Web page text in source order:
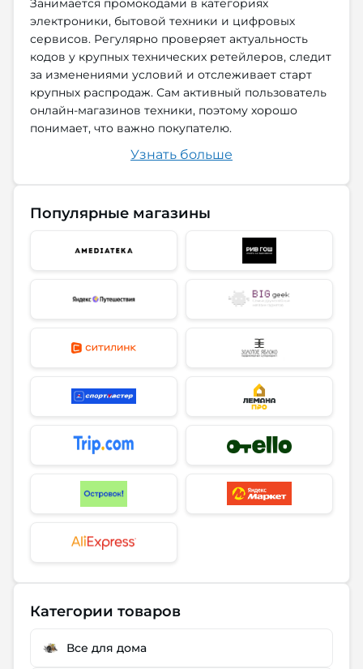
Занимается промокодами в категориях
электроники, бытовой техники и цифровых
сервисов. Регулярно проверяет актуальность
кодов у крупных технических ретейлеров, следит
за изменениями условий и отслеживает старт
крупных распродаж. Сам активный пользователь
онлайн-магазинов техники, поэтому хорошо
понимает, что важно покупателю.
Узнать больше
Популярные магазины
Категории товаров
Все для дома